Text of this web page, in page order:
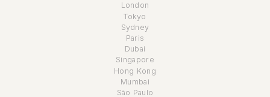
London
Tokyo
Sydney
Paris
Dubai
Singapore
Hong Kong
Mumbai
São Paulo